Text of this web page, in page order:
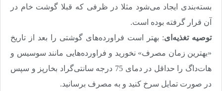
بسته‌بندی ایجاد می‌شود مثلا در ظرفی که قبلا گوشت خام در
آن قرار گرفته بوده است.
توصیه تغذیه‌ای: بهتر است فراورده‌های گوشتی را بعد از تاریخ
«بهترین زمان مصرف» نخورید و فراورده‌هایی مانند سوسیس و
‌هات‌داگ را حداقل در دمای 75 درجه سانتی‌گراد بخارپز و سپس
در صورت تمایل سرخ‌ کنید و به مصرف برسانید.